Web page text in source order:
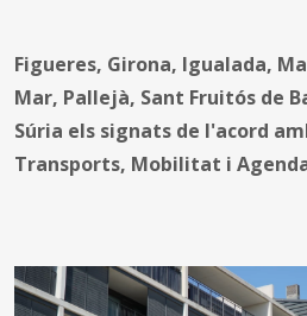
Figueres, Girona, Igualada,
Mar, Pallejà, Sant Fruitós de
Súria els signats de l'acord
Transports, Mobilitat i